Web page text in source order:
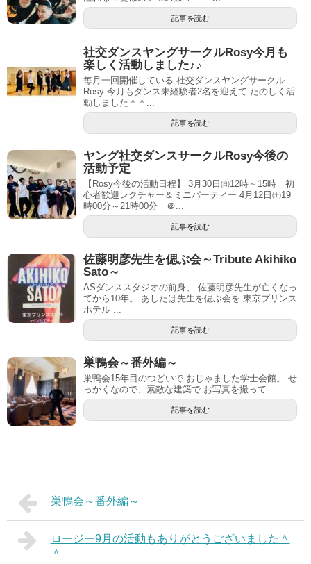
記事を読む
社交ダンスヤングサークルRosy今月も
楽しく活動しました♪♪
毎月一回開催している 社交ダンスヤングサークル
Rosy 今月もダンス未経験者2名を迎えて たのしく活
動しました＾＾...
記事を読む
ヤング社交ダンスサークルRosy今後の
活動予定
【Rosy今後の活動日程】 3月30日㈰12時～15時 初
心者歓迎レクチャー＆ミニパーティー 4月12日㈯19
時00分～21時00分 ＠...
記事を読む
佐藤明彦先生を偲ぶ会～Tribute Akihiko
Sato～
ASダンススタジオの前身、 佐藤明彦先生が亡くなっ
てから10年。 あしたは先生を偲ぶ会を 東京プリンス
ホテル ...
記事を読む
巣鴨会～番外編～
巣鴨会15年目のつどいで おじゃました学士会館。 せ
っかくなので、素敵な建築で お写真を撮って...
記事を読む
巣鴨会～番外編～
ロージー9月の活動もありがとうございました＾
＾